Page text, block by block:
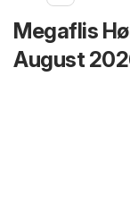
Megaflis
August